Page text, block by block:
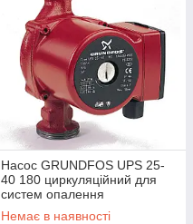
Насос GRUNDFOS UPS 25-
40 180 циркуляційний для
систем опалення
Немає в наявності